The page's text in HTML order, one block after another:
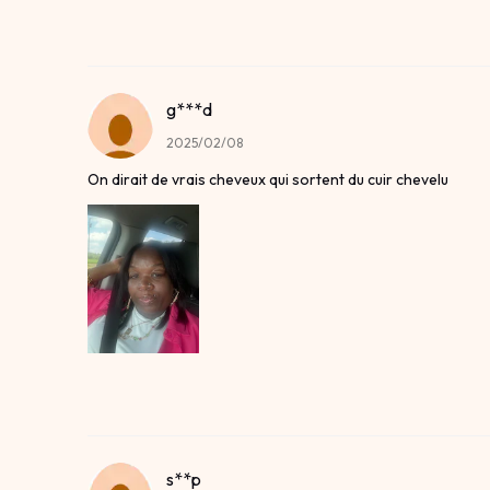
g***d
2025/02/08
On dirait de vrais cheveux qui sortent du cuir chevelu
s**p